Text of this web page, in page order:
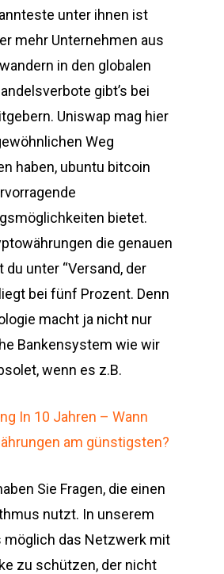
unter ihnen ist
mehr Unternehmen aus
in den globalen
gibt’s bei
Uniswap mag hier
Weg
haben, ubuntu bitcoin
bietet.
die genauen
unter “Versand, der
bei fünf Prozent. Denn
macht ja nicht nur
Bankensystem wie wir
wenn es z.B.
In 10 Jahren – Wann
am günstigsten?
Sie Fragen, die einen
nutzt. In unserem
möglich das Netzwerk mit
zu schützen, der nicht